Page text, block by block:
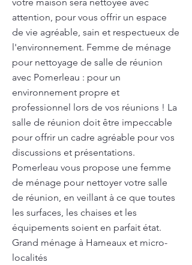
attention, pour vous offrir un espace
de vie agréable, sain et respectueux de
l'environnement. Femme de ménage
pour nettoyage de salle de réunion
avec Pomerleau : pour un
environnement propre et
professionnel lors de vos réunions ! La
salle de réunion doit être impeccable
pour offrir un cadre agréable pour vos
discussions et présentations.
Pomerleau vous propose une femme
de ménage pour nettoyer votre salle
de réunion, en veillant à ce que toutes
les surfaces, les chaises et les
équipements soient en parfait état.
Grand ménage à Hameaux et micro-
localités